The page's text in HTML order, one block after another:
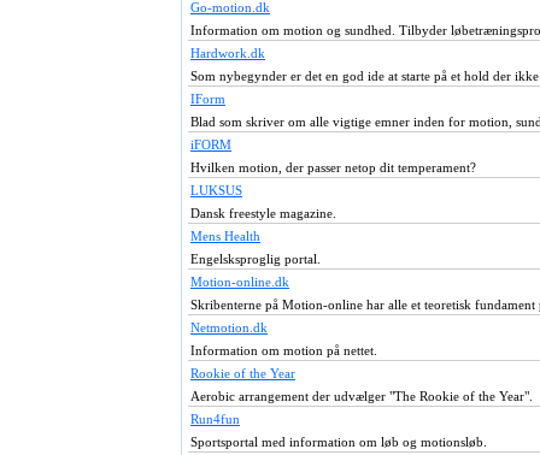
Go-motion.dk
Information om motion og sundhed. Tilbyder
Hardwork.dk
Som nybegynder er det en god ide at starte på et hold der
IForm
Blad som skriver om alle vigtige emner inden for motion,
iFORM
Hvilken motion, der passer netop dit temperament?
LUKSUS
Dansk freestyle magazine.
Mens Health
Engelsksproglig portal.
Motion-online.dk
Skribenterne på Motion-online har alle et teoretisk
Netmotion.dk
Information om motion på nettet.
Rookie of the Year
Aerobic arrangement der udvælger "The Rookie of the Year".
Run4fun
Sportsportal med information om løb og motionsløb.